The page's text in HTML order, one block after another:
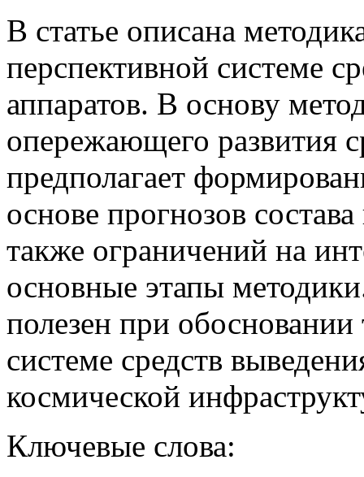
В статье описана
перспективной системе
аппаратов. В основу
опережающего развития
предполагает
основе прогнозов
также ограничений на
основные этапы
полезен при
системе средств
космической
Ключевые слова: